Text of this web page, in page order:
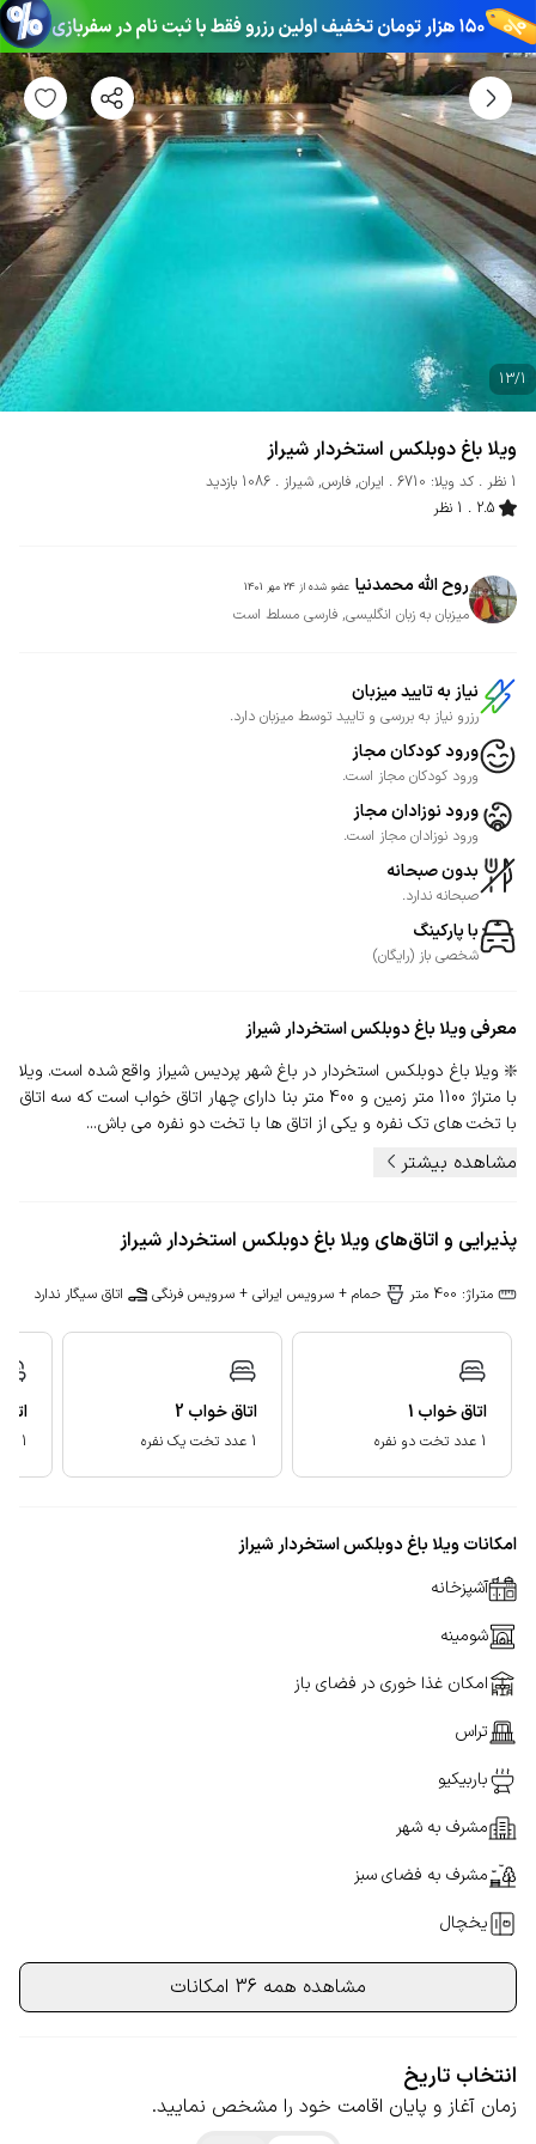
13/1
ویلا باغ دوبلکس استخردار شیراز
1 نظر کد ویلا: 6710 ایران, فارس, شیراز
1086 بازدید
2.5
1 نظر
روح الله محمدنیا عضو شده از 24 مهر 1401
میزبان به زبان انگلیسی, فارسی مسلط است
نیاز به تایید میزبان
رزرو نیاز به بررسی و تایید توسط میزبان دارد.
ورود کودکان مجاز
ورود کودکان مجاز است.
ورود نوزادان مجاز
ورود نوزادان مجاز است.
بدون صبحانه
صبحانه ندارد.
با پارکینگ
شخصی باز (رایگان)
معرفیویلا باغ دوبلکس استخردار شیراز
❇️ ویلا باغ دوبلکس استخردار در باغ شهر پردیس شیراز واقع شده است. ویلا
با متراژ 1100 متر زمین و 400 متر بنا دارای چهار اتاق خواب است که سه اتاق
با تخت های تک نفره و یکی از اتاق ها با تخت دو نفره می باش...
مشاهده بیشتر
پذیرایی و اتاق‌های ویلا باغ دوبلکس استخردار شیراز
متراژ: 400 متر حمام + سرویس ایرانی + سرویس فرنگی اتاق سیگار ندارد
اتاق خواب 1
1 عدد تخت دو نفره
اتاق خواب 2
1 عدد تخت یک نفره 1 عدد تخت یک نفره
امکانات ویلا باغ دوبلکس استخردار شیراز
آشپزخانه
شومینه
امکان غذا خوری در فضای باز
تراس
باربیکیو
مشرف به شهر
مشرف به فضای سبز
یخچال
مشاهده همه 36 امکانات
انتخاب تاریخ
زمان آغاز و پایان اقامت خود را مشخص نمایید.